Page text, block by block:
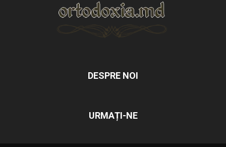
DESPRE NOI
URMAȚI-NE